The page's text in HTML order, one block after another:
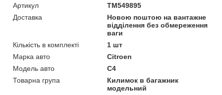
Артикул
TM549895
Доставка
Новою поштою на вантажне
відділення без обмереження
ваги
Кількість в комплекті
1 шт
Марка авто
Citroen
Модель авто
C4
Товарна група
Килимок в багажник
модельний